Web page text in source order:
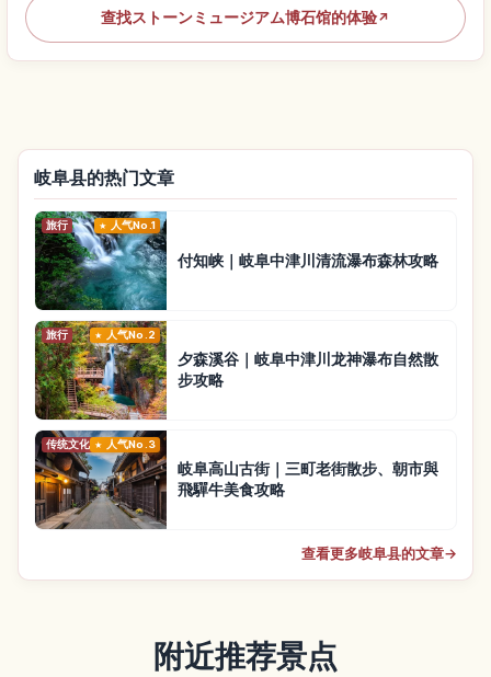
查找ストーンミュージアム博石馆的体验↗
岐阜县的热门文章
旅行 人气No.1
付知峡｜岐阜中津川清流瀑布森林攻略
旅行 人气No.2
夕森溪谷｜岐阜中津川龙神瀑布自然散
步攻略
传统文化 人气No.3
岐阜高山古街｜三町老街散步、朝市與
飛驒牛美食攻略
查看更多岐阜县的文章→
附近推荐景点